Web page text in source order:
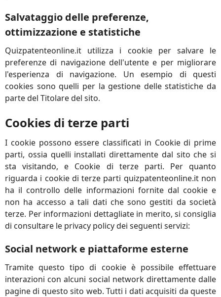
Salvataggio delle preferenze,
ottimizzazione e statistiche
Quizpatenteonline.it utilizza i cookie per salvare le
preferenze di navigazione dell'utente e per migliorare
l'esperienza di navigazione. Un esempio di questi
cookies sono quelli per la gestione delle statistiche da
parte del Titolare del sito.
Cookies di terze parti
I cookie possono essere classificati in Cookie di prime
parti, ossia quelli installati direttamente dal sito che si
sta visitando, e Cookie di terze parti. Per quanto
riguarda i cookie di terze parti quizpatenteonline.it non
ha il controllo delle informazioni fornite dal cookie e
non ha accesso a tali dati che sono gestiti da società
terze. Per informazioni dettagliate in merito, si consiglia
di consultare le privacy policy dei seguenti servizi:
Social network e piattaforme esterne
Tramite questo tipo di cookie è possibile effettuare
interazioni con alcuni social network direttamente dalle
pagine di questo sito web. Tutti i dati acquisiti da queste